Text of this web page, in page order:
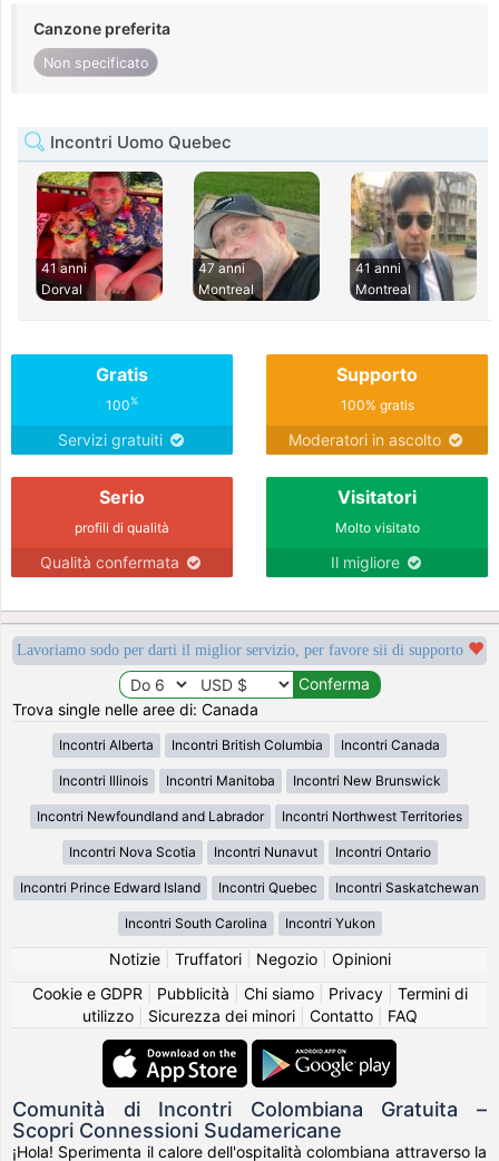
Canzone preferita
Non specificato
Incontri Uomo Quebec
41 anni
Dorval
47 anni
Montreal
41 anni
Montreal
Gratis
100%
Servizi gratuiti
Supporto
100% gratis
Moderatori in ascolto
Serio
profili di qualità
Qualità confermata
Visitatori
Molto visitato
Il migliore
Lavoriamo sodo per darti il miglior servizio, per favore sii di supporto
Trova single nelle aree di: Canada
Incontri Alberta Incontri British Columbia Incontri Canada
Incontri Illinois Incontri Manitoba Incontri New Brunswick
Incontri Newfoundland and Labrador Incontri Northwest Territories
Incontri Nova Scotia Incontri Nunavut Incontri Ontario
Incontri Prince Edward Island Incontri Quebec Incontri Saskatchewan
Incontri South Carolina Incontri Yukon
Notizie| Truffatori| Negozio| Opinioni
Cookie e GDPR
Pubblicità Chi siamo| Privacy| Termini di
utilizzo| Sicurezza dei minori| Contatto| FAQ
Comunità di Incontri Colombiana Gratuita –
Scopri Connessioni Sudamericane
¡Hola! Sperimenta il calore dell'ospitalità colombiana attraverso la